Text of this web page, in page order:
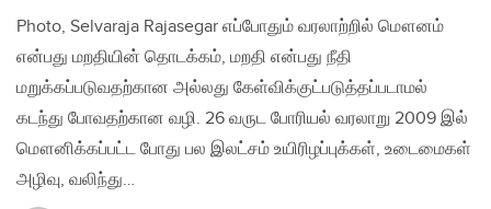
Photo, Selvaraja Rajasegar எப்போதும் வரலாற்றில் மௌனம்
என்பது மறதியின் தொடக்கம், மறதி என்பது நீதி
மறுக்கப்படுவதற்கான அல்லது கேள்விக்குட்படுத்தப்படாமல்
கடந்து போவதற்கான வழி. 26 வருட போரியல் வரலாறு 2009 இல்
மௌனிக்கப்பட்ட போது பல இலட்சம் உயிரிழப்புக்கள், உடைமைகள்
அழிவு, வலிந்து…